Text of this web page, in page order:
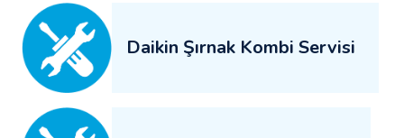
Daikin Şırnak Kombi Servisi